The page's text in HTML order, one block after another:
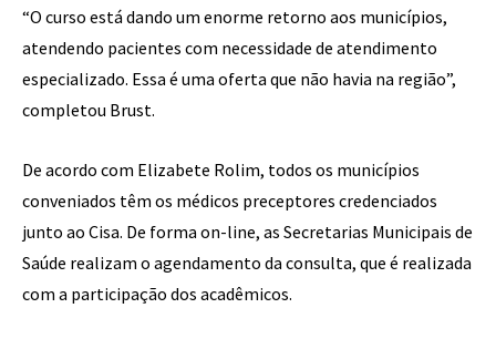
“O curso está dando um enorme retorno aos municípios,
atendendo pacientes com necessidade de atendimento
especializado. Essa é uma oferta que não havia na região”,
completou Brust.
De acordo com Elizabete Rolim, todos os municípios
conveniados têm os médicos preceptores credenciados
junto ao Cisa. De forma on-line, as Secretarias Municipais de
Saúde realizam o agendamento da consulta, que é realizada
com a participação dos acadêmicos.